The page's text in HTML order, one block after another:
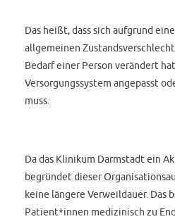
Das heißt, dass sich aufgrund
allgemeinen
Bedarf einer Person verändert
Versorgungssystem angepasst
muss.
Da das Klinikum Darmstadt ein
begründet dieser
keine längere Verweildauer. Das
Patient*innen medizinisch zu